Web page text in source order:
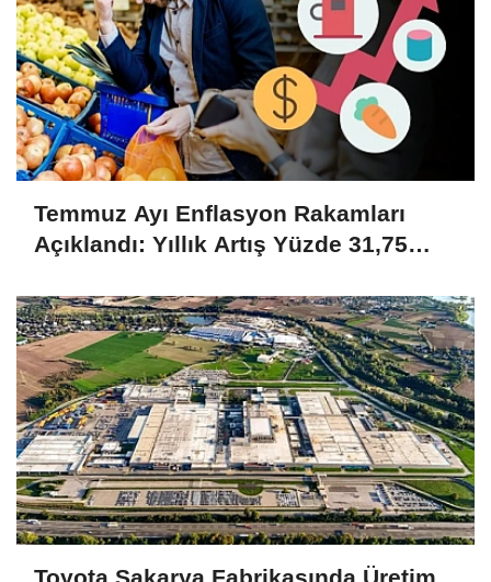
Temmuz Ayı Enflasyon Rakamları
Açıklandı: Yıllık Artış Yüzde 31,75
Toyota Sakarya Fabrikasında Üretim